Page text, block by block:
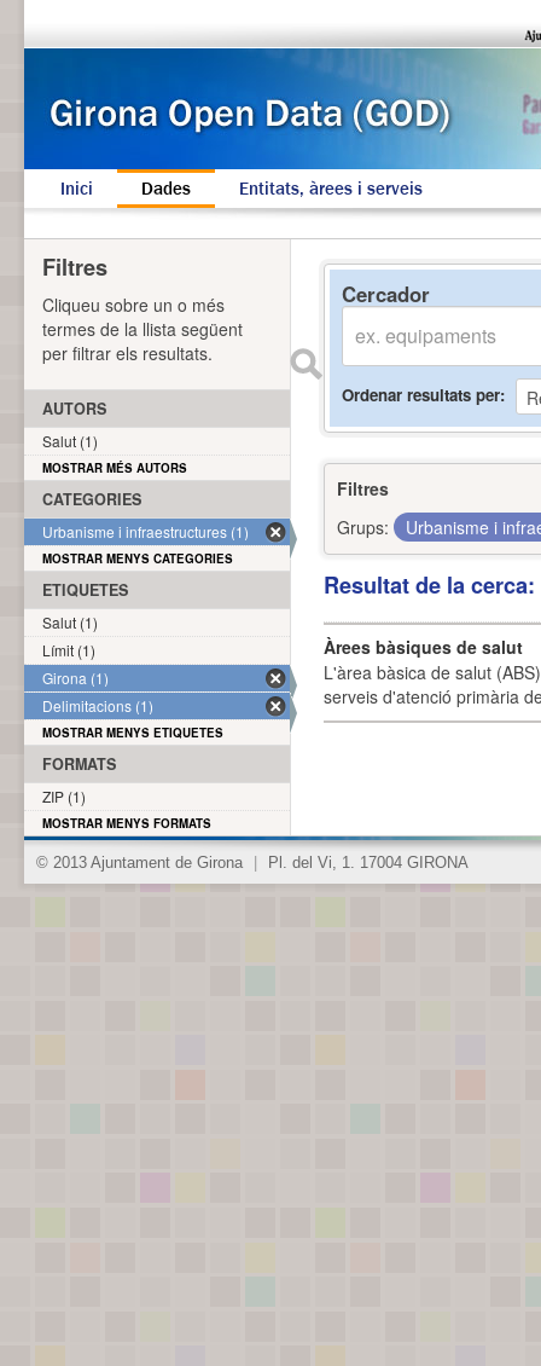
Inici Dades Entitats, àrees i serveis
Cercador
Ordenar resultats per
Filtres
Grups:
Urbanisme i
Resultat de la
Àrees bàsiques de salut
L'àrea bàsica de salut
serveis d'atenció primària
Filtres
Cliqueu sobre un o més
termes de la llista següent
per filtrar els resultats.
AUTORS
Salut (1)
MOSTRAR MÉS AUTORS
CATEGORIES
Urbanisme i infraestructures (1)
MOSTRAR MENYS CATEGORIES
ETIQUETES
Salut (1)
Límit (1)
Girona (1)
Delimitacions (1)
MOSTRAR MENYS ETIQUETES
FORMATS
ZIP (1)
MOSTRAR MENYS FORMATS
© 2013 Ajuntament de Girona Pl. del Vi, 1. 17004 GIRONA